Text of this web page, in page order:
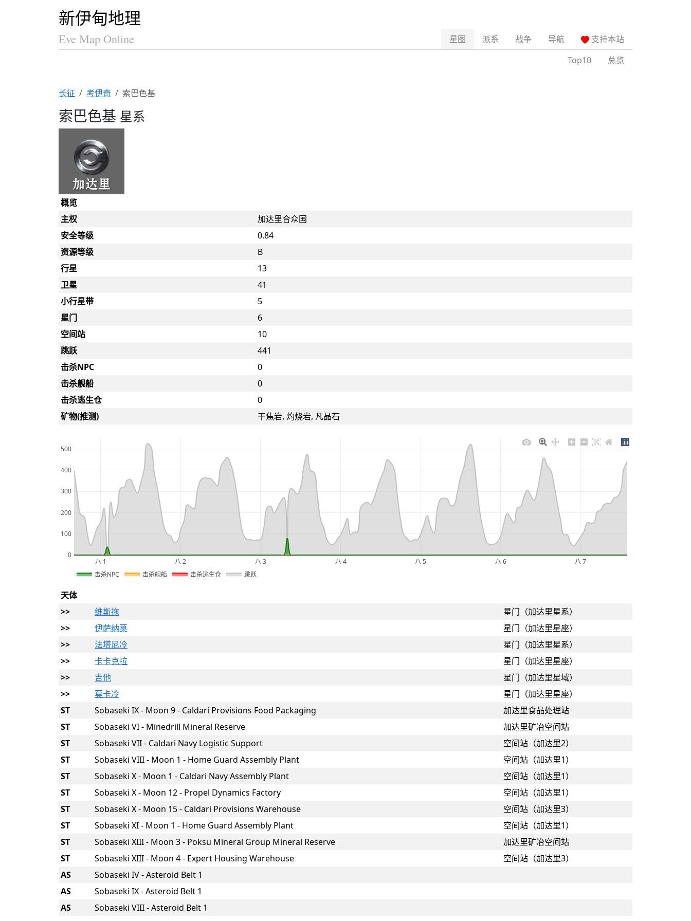
新伊甸地理
Eve Map Online 星图 派系 战争 导航
支持本站
总览
Top10
长征 考伊奇 索巴色基
索巴色基 星系
概览
主权
加达里合众国
安全等级
0.84
资源等级
B
行星
13
卫星
41
小行星带
5
星门
6
空间站
10
跳跃
441
击杀NPC
0
击杀舰船
0
击杀逃生仓
0
矿物(推测)
干焦岩, 灼烧岩, 凡晶石
八 1
2026
八 2 八 3 八 4 八 5 八 6 八 7
0
100
200
300
400
500
击杀NPC 击杀舰船 击杀逃生仓 跳跃
天体
>>
维斯拖
星门（加达里星系）
>>
伊萨纳莫
星门（加达里星座）
>>
法塔尼冷
星门（加达里星系）
>>
卡卡克拉
星门（加达里星座）
>>
吉他
星门（加达里星域）
>>
莫卡冷
星门（加达里星座）
ST
Sobaseki IX - Moon 9 - Caldari Provisions Food Packaging
加达里食品处理站
ST
Sobaseki VI - Minedrill Mineral Reserve
加达里矿冶空间站
ST
Sobaseki VII - Caldari Navy Logistic Support
空间站（加达里2）
ST
Sobaseki VIII - Moon 1 - Home Guard Assembly Plant
空间站（加达里1）
ST
Sobaseki X - Moon 1 - Caldari Navy Assembly Plant
空间站（加达里1）
ST
Sobaseki X - Moon 12 - Propel Dynamics Factory
空间站（加达里1）
ST
Sobaseki X - Moon 15 - Caldari Provisions Warehouse
空间站（加达里3）
ST
Sobaseki XI - Moon 1 - Home Guard Assembly Plant
空间站（加达里1）
ST
Sobaseki XIII - Moon 3 - Poksu Mineral Group Mineral Reserve
加达里矿冶空间站
ST
Sobaseki XIII - Moon 4 - Expert Housing Warehouse
空间站（加达里3）
AS
Sobaseki IV - Asteroid Belt 1
AS
Sobaseki IX - Asteroid Belt 1
AS
Sobaseki VIII - Asteroid Belt 1